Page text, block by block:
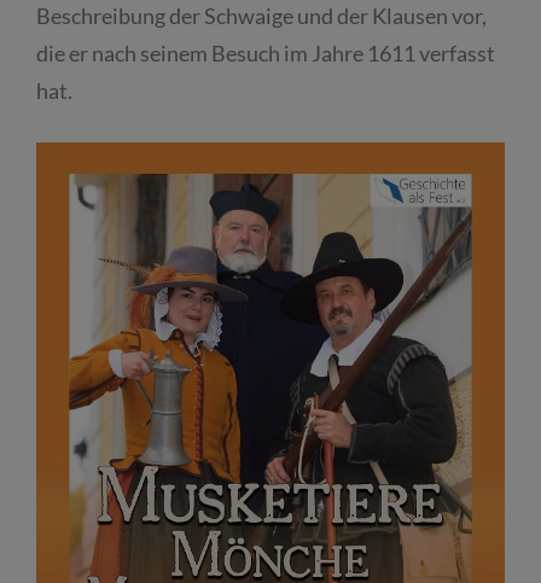
Beschreibung der Schwaige und der Klausen vor,
die er nach seinem Besuch im Jahre 1611 verfasst
hat.